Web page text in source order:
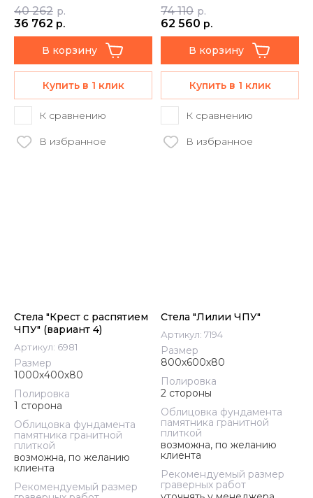
40 262 р.
36 762 р.
В корзину
Купить в 1 клик
К сравнению
В избранное
74 110 р.
62 560 р.
В корзину
Купить в 1 клик
К сравнению
В избранное
Стела "Крест с распятием
ЧПУ" (вариант 4)
Артикул: 6981
Размер
1000х400х80
Полировка
1 сторона
Облицовка фундамента
памятника гранитной
плиткой
возможна, по желанию
клиента
Рекомендуемый размер
Стела "Лилии ЧПУ"
Артикул: 7194
Размер
800х600х80
Полировка
2 стороны
Облицовка фундамента
памятника гранитной
плиткой
возможна, по желанию
клиента
Рекомендуемый размер
граверных работ